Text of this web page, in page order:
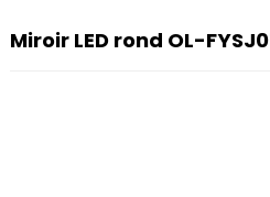
Miroir LED rond OL-